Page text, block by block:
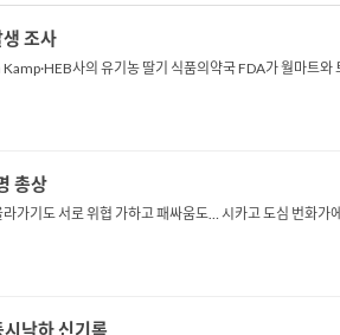
조사
사의 유기농 딸기 식품의약국 FDA가 월마트와
총상
가기도 서로 위협 가하고 패싸움도… 시카고 도심 번화
낙하 신기록